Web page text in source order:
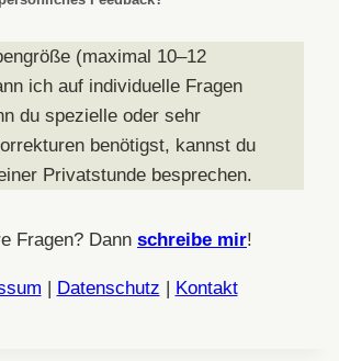
(maximal 10–12
ich auf individuelle Fragen
du spezielle oder sehr
benötigst, kannst du
Privatstunde besprechen.
Fragen? Dann schreibe mir!
| Datenschutz | Kontakt